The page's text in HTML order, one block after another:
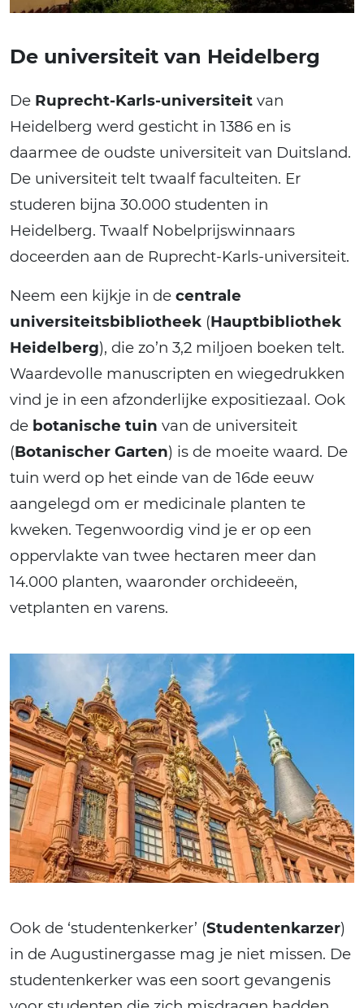
De universiteit van Heidelberg
De Ruprecht-Karls-universiteit van
Heidelberg werd gesticht in 1386 en is
daarmee de oudste universiteit van Duitsland.
De universiteit telt twaalf faculteiten. Er
studeren bijna 30.000 studenten in
Heidelberg. Twaalf Nobelprijswinnaars
doceerden aan de Ruprecht-Karls-universiteit.
Neem een kijkje in de centrale
universiteitsbibliotheek (Hauptbibliothek
Heidelberg), die zo’n 3,2 miljoen boeken telt.
Waardevolle manuscripten en wiegedrukken
vind je in een afzonderlijke expositiezaal. Ook
de botanische tuin van de universiteit
(Botanischer Garten) is de moeite waard. De
tuin werd op het einde van de 16de eeuw
aangelegd om er medicinale planten te
kweken. Tegenwoordig vind je er op een
oppervlakte van twee hectaren meer dan
14.000 planten, waaronder orchideeën,
vetplanten en varens.
Ook de ‘studentenkerker’ (Studentenkarzer)
in de Augustinergasse mag je niet missen. De
studentenkerker was een soort gevangenis